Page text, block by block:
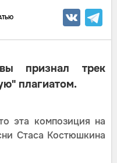
признал трек
плагиатом.
эта композиция на
Стаса Костюшкина